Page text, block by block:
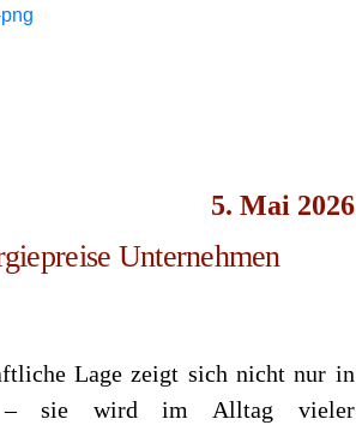
5. Mai 2026
Unternehmen
Lage zeigt sich nicht nur in
– sie wird im Alltag vieler